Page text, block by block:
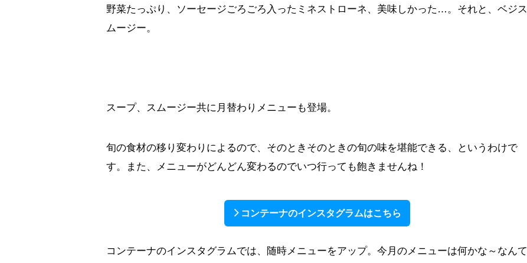
野菜たっぷり、ソーセージごろごろ入ったミネストローネ、美味しかった…。それと、ベジス
ムージー。
スープ、スムージー共に月替わりメニューも登場。
旬の食材の移り変わりによるので、そのときそのときの旬の味を堪能できる、というわけで
す。また、メニューがどんどん変わるのでいつ行っても飽きませんね！
コンテーナのインスタグラムはこちら
コンテーナのインスタグラムでは、随時メニューをアップ。今月のメニューは何かな～なんて